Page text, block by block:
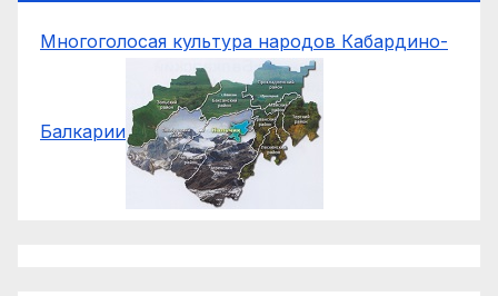
Многоголосая культура народов Кабардино-
Балкарии